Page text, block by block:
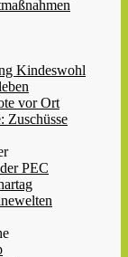
Kindeswohl
vor Ort
Zuschüsse
PEC